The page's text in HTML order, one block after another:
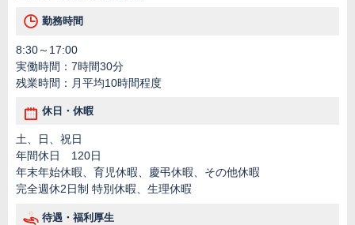
勤務時間
8:30～17:00
実働時間：7時間30分
残業時間：月平均10時間程度
休日・休暇
土、日、祝日
年間休日 120日
年末年始休暇、育児休暇、慶弔休暇、その他休暇
完全週休2日制 特別休暇、生理休暇
待遇・福利厚生